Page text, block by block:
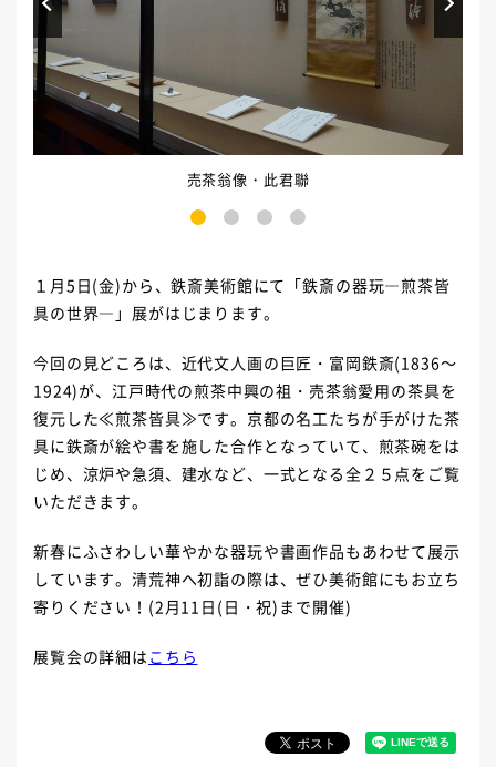
売茶翁像・此君聯
3 4
１月5 日(金)から、鉄斎美術館にて「鉄斎の器玩―煎茶皆
具の世界―」展がはじまります。
今回の見どころは、近代文人画の巨匠・富岡鉄斎(1836～
1924)が、江戸時代の煎茶中興の祖・売茶翁愛用の茶具を
復元した≪煎茶皆具≫です。京都の名工たちが手がけた茶
具に鉄斎が絵や書を施した合作となっていて、煎茶碗をは
じめ、涼炉や急須、建水など、一式となる全２５点をご覧
いただきます。
新春にふさわしい華やかな器玩や書画作品もあわせて展示
しています。清荒神へ初詣の際は、ぜひ美術館にもお立ち
寄りください！ (2月11 日 ( 日・祝) まで開催)
展覧会の詳細は こちら